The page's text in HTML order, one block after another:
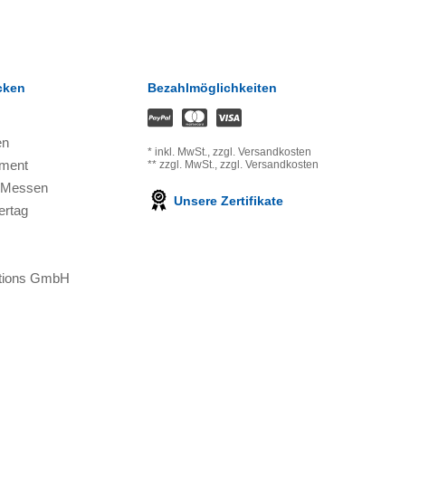
GmbH
Bezahlmöglichkeiten
* inkl. MwSt., zzgl. Versandkosten
** zzgl. MwSt., zzgl. Versandkosten
Unsere Zertifikate